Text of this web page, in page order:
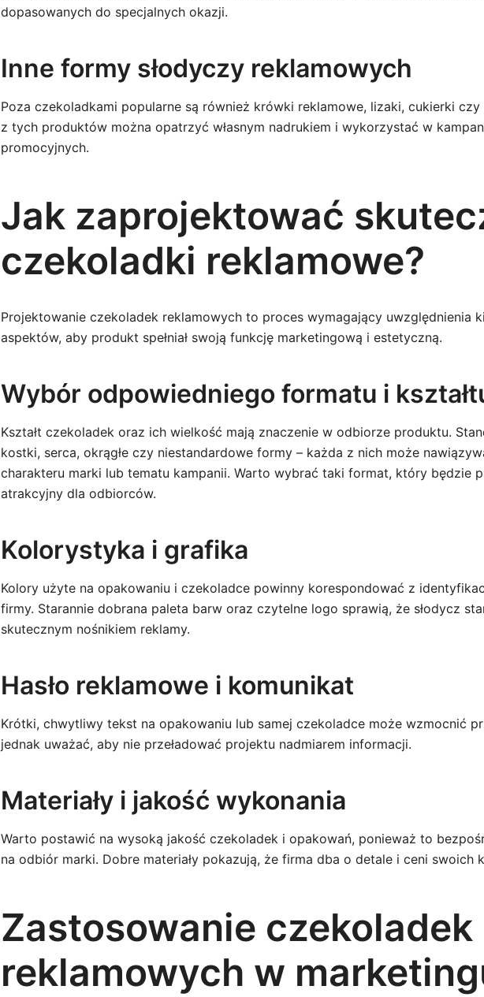
dopasowanych do specjalnych okazji.
Inne formy słodyczy reklamowych
Poza czekoladkami popularne są również krówki reklamowe, lizaki, cukierki czy
z tych produktów można opatrzyć własnym nadrukiem i wykorzystać w
promocyjnych.
Jak zaprojektować
czekoladki reklamowe?
Projektowanie czekoladek reklamowych to proces wymagający uwzględnienia
aspektów, aby produkt spełniał swoją funkcję marketingową i estetyczną.
Wybór odpowiedniego formatu i
Kształt czekoladek oraz ich wielkość mają znaczenie w odbiorze produktu.
kostki, serca, okrągłe czy niestandardowe formy – każda z nich może
charakteru marki lub tematu kampanii. Warto wybrać taki format, który będzie
atrakcyjny dla odbiorców.
Kolorystyka i grafika
Kolory użyte na opakowaniu i czekoladce powinny korespondować z
firmy. Starannie dobrana paleta barw oraz czytelne logo sprawią, że słodycz
skutecznym nośnikiem reklamy.
Hasło reklamowe i komunikat
Krótki, chwytliwy tekst na opakowaniu lub samej czekoladce może wzmocnić
jednak uważać, aby nie przeładować projektu nadmiarem informacji.
Materiały i jakość wykonania
Warto postawić na wysoką jakość czekoladek i opakowań, ponieważ to
na odbiór marki. Dobre materiały pokazują, że firma dba o detale i ceni swoich
Zastosowanie czekoladek
reklamowych w